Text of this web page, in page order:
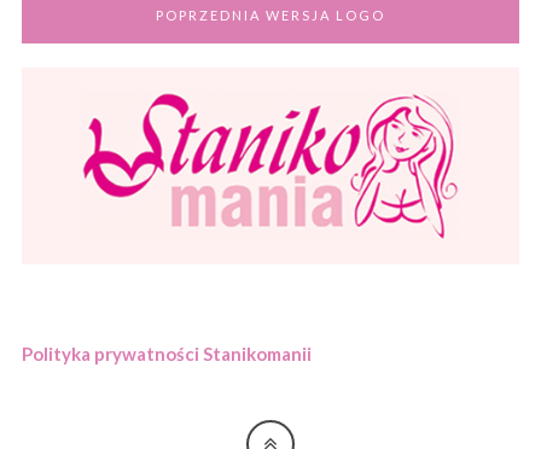
POPRZEDNIA WERSJA LOGO
Polityka prywatności Stanikomanii